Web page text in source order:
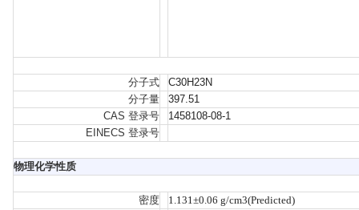
分子式
C30H23N
分子量
397.51
CAS 登录号
1458108-08-1
EINECS 登录号
物理化学性质
密度
1.131±0.06 g/cm3(Predicted)